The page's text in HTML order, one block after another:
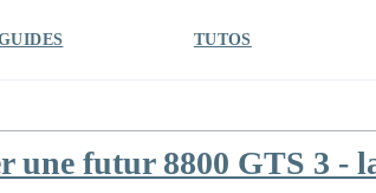
TUTOS
futur 8800 GTS 3 -